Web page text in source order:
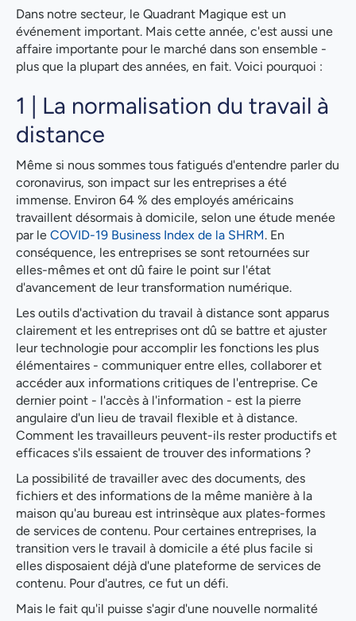
Dans notre secteur, le Quadrant Magique est un
événement important. Mais cette année, c'est aussi une
affaire importante pour le marché dans son ensemble -
plus que la plupart des années, en fait. Voici pourquoi :
1 | La normalisation du travail à
distance
Même si nous sommes tous fatigués d'entendre parler du
coronavirus, son impact sur les entreprises a été
immense. Environ 64 % des employés américains
travaillent désormais à domicile, selon une étude menée
par le COVID-19 Business Index de la SHRM. En
conséquence, les entreprises se sont retournées sur
elles-mêmes et ont dû faire le point sur l'état
d'avancement de leur transformation numérique.
Les outils d'activation du travail à distance sont apparus
clairement et les entreprises ont dû se battre et ajuster
leur technologie pour accomplir les fonctions les plus
élémentaires - communiquer entre elles, collaborer et
accéder aux informations critiques de l'entreprise. Ce
dernier point - l'accès à l'information - est la pierre
angulaire d'un lieu de travail flexible et à distance.
Comment les travailleurs peuvent-ils rester productifs et
efficaces s'ils essaient de trouver des informations ?
La possibilité de travailler avec des documents, des
fichiers et des informations de la même manière à la
maison qu'au bureau est intrinsèque aux plates-formes
de services de contenu. Pour certaines entreprises, la
transition vers le travail à domicile a été plus facile si
elles disposaient déjà d'une plateforme de services de
contenu. Pour d'autres, ce fut un défi.
Mais le fait qu'il puisse s'agir d'une nouvelle normalité